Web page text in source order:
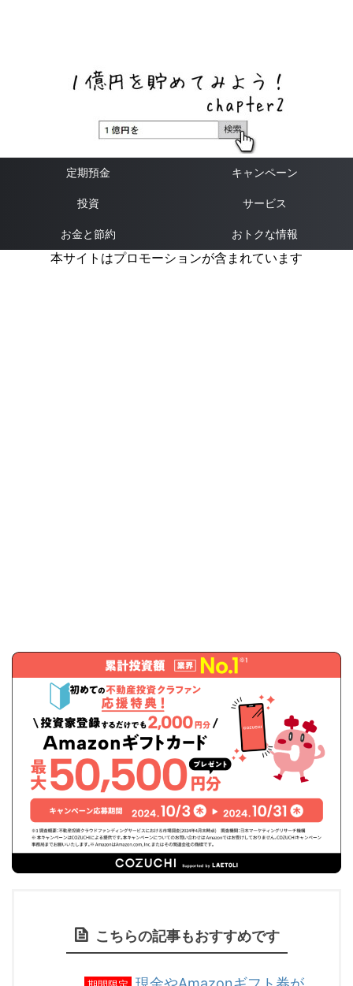
定期預金 キャンペーン
投資 サービス
お金と節約 おトクな情報
本サイトはプロモーションが含まれています
こちらの記事もおすすめです